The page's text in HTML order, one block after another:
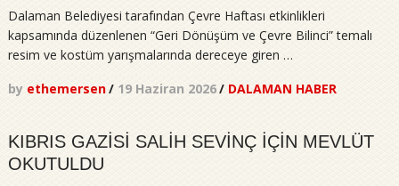
Dalaman Belediyesi tarafından Çevre Haftası etkinlikleri
kapsamında düzenlenen “Geri Dönüşüm ve Çevre Bilinci” temalı
resim ve kostüm yarışmalarında dereceye giren …
by ethemersen/ 19 Haziran 2026/ DALAMAN HABER
KIBRIS GAZİSİ SALİH SEVİNÇ İÇİN MEVLÜT
OKUTULDU